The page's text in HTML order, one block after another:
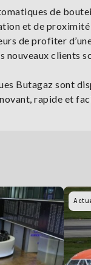
de
et de
de profiter
clients
Butagaz sont
rapide et